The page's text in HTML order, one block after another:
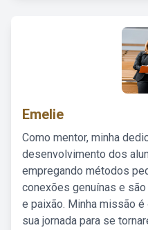
Emelie
Como mentor, minha
desenvolvimento dos
empregando métodos
conexões genuínas e
e paixão. Minha missão
sua jornada para se